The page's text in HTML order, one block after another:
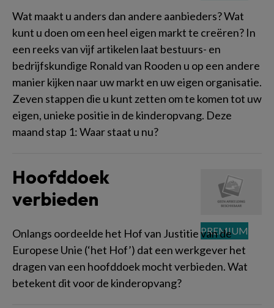
Wat maakt u anders dan andere aanbieders? Wat
kunt u doen om een heel eigen markt te creëren? In
een reeks van vijf artikelen laat bestuurs- en
bedrijfskundige Ronald van Rooden u op een andere
manier kijken naar uw markt en uw eigen organisatie.
Zeven stappen die u kunt zetten om te komen tot uw
eigen, unieke positie in de kinderopvang. Deze
maand stap 1: Waar staat u nu?
Hoofddoek
verbieden
Onlangs oordeelde het Hof van Justitie van de
Europese Unie (‘het Hof’) dat een werkgever het
dragen van een hoofddoek mocht verbieden. Wat
betekent dit voor de kinderopvang?